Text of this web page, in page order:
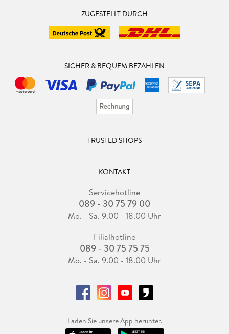
ZUGESTELLT DURCH
SICHER & BEQUEM BEZAHLEN
TRUSTED SHOPS
KONTAKT
Servicehotline
089 - 30 75 79 00
Mo. - Sa. 9.00 - 18.00 Uhr
Filialhotline
089 - 30 75 75 75
Mo. - Sa. 9.00 - 18.00 Uhr
Laden Sie unsere App herunter.